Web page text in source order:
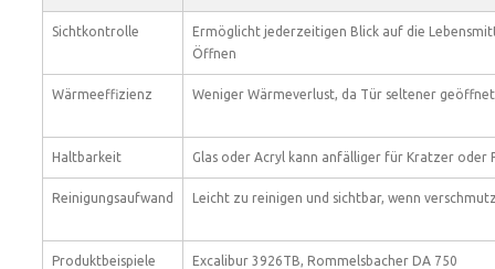
Sichtkontrolle
Ermöglicht jederzeitigen Blick auf die
Öffnen
Wärmeeffizienz Weniger Wärmeverlust, da Tür seltener
Haltbarkeit Glas oder Acryl kann anfälliger für Kratzer oder
Reinigungsaufwand Leicht zu reinigen und sichtbar, wenn
Produktbeispiele Excalibur 3926TB, Rommelsbacher DA 750